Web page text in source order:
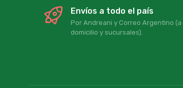
Envíos a todo el país
Por Andreani y Correo Argentino (a
domicilio y sucursales).